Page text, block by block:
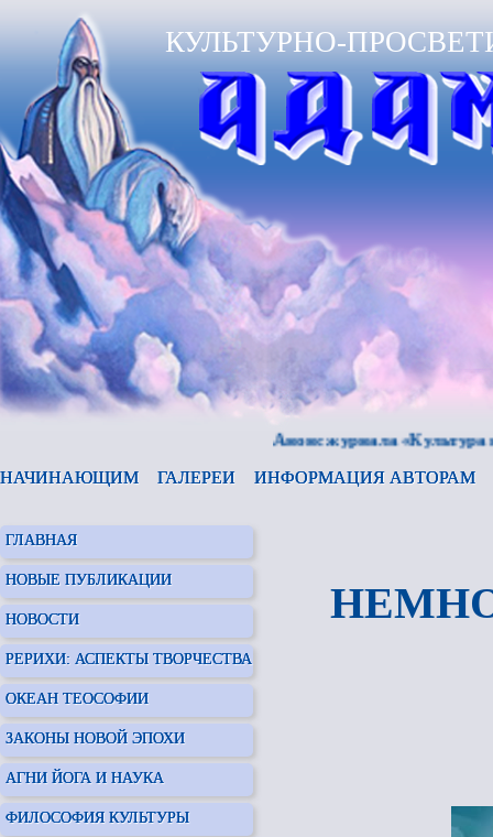
КУЛЬТУРНО-
Анонс журнала «Культура и
НАЧИНАЮЩИМ ГАЛЕРЕИ ИНФОРМАЦИЯ АВТОРАМ
ГЛАВНАЯ
НОВЫЕ ПУБЛИКАЦИИ
НОВОСТИ
РЕРИХИ: АСПЕКТЫ ТВОРЧЕСТВА
ОКЕАН ТЕОСОФИИ
ЗАКОНЫ НОВОЙ ЭПОХИ
АГНИ ЙОГА И НАУКА
ФИЛОСОФИЯ КУЛЬТУРЫ